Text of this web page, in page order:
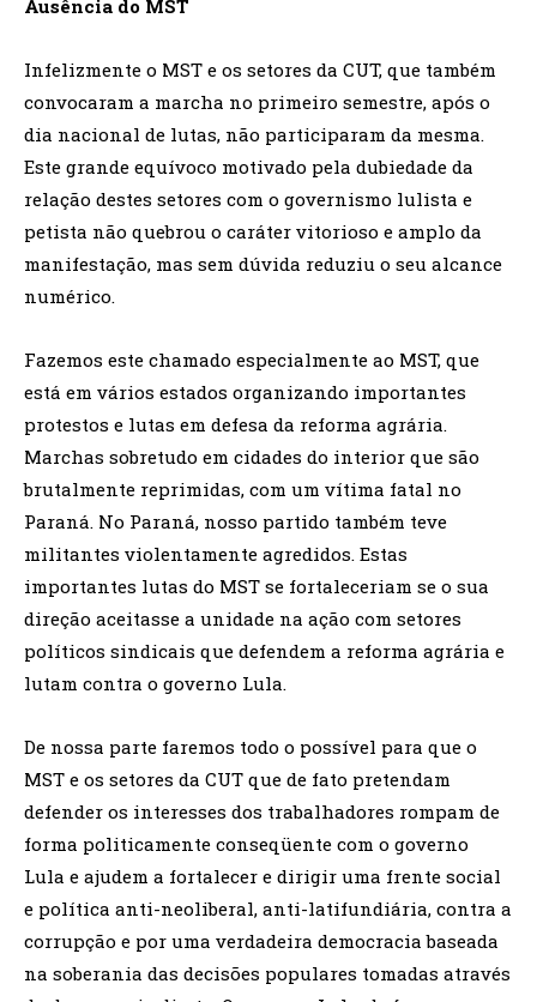
Ausência do MST
Infelizmente o MST e os setores da CUT, que também
convocaram a marcha no primeiro semestre, após o
dia nacional de lutas, não participaram da mesma.
Este grande equívoco motivado pela dubiedade da
relação destes setores com o governismo lulista e
petista não quebrou o caráter vitorioso e amplo da
manifestação, mas sem dúvida reduziu o seu alcance
numérico.
Fazemos este chamado especialmente ao MST, que
está em vários estados organizando importantes
protestos e lutas em defesa da reforma agrária.
Marchas sobretudo em cidades do interior que são
brutalmente reprimidas, com um vítima fatal no
Paraná. No Paraná, nosso partido também teve
militantes violentamente agredidos. Estas
importantes lutas do MST se fortaleceriam se o sua
direção aceitasse a unidade na ação com setores
políticos sindicais que defendem a reforma agrária e
lutam contra o governo Lula.
De nossa parte faremos todo o possível para que o
MST e os setores da CUT que de fato pretendam
defender os interesses dos trabalhadores rompam de
forma politicamente conseqüente com o governo
Lula e ajudem a fortalecer e dirigir uma frente social
e política anti-neoliberal, anti-latifundiária, contra a
corrupção e por uma verdadeira democracia baseada
na soberania das decisões populares tomadas através